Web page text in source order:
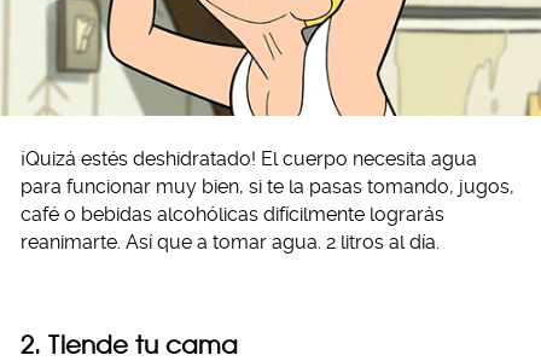
¡Quizá estés deshidratado! El cuerpo necesita agua
para funcionar muy bien, si te la pasas tomando, jugos,
café o bebidas alcohólicas difícilmente lograrás
reanimarte. Así que a tomar agua. 2 litros al día.
2. Tiende tu cama